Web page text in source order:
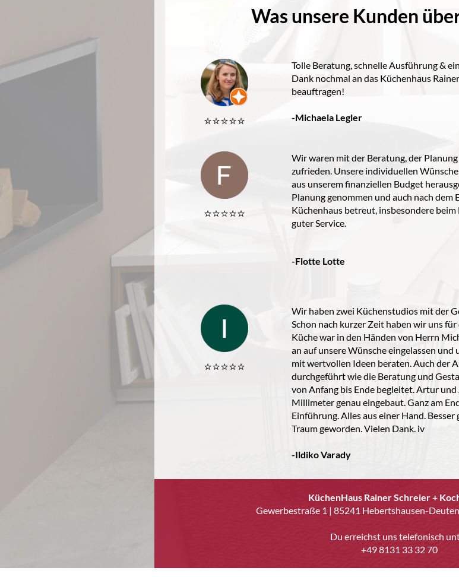
Was unsere Kunden
⭐️⭐️⭐️⭐️⭐️
Tolle Beratung, schnelle Ausführung &
Dank nochmal an das Küchenhaus
beauftragen!
-Michaela Legler
⭐️⭐️⭐️⭐️⭐️
Wir waren mit der Beratung, der
zufrieden. Unsere individuellen
aus unserem finanziellen Budget
Planung genommen und auch nach dem
Küchenhaus betreut, insbesondere
guter Service.
-Flotte Lotte
⭐️⭐️⭐️⭐️⭐️
Wir haben zwei Küchenstudios mit der
Schon nach kurzer Zeit haben wir uns
Küche war in den Händen von Herrn
an auf unsere Wünsche eingelassen
mit wertvollen Ideen beraten. Auch der
durchgeführt wie die Beratung und
von Anfang bis Ende begleitet. Artur
Millimeter genau eingebaut. Ganz am
Einführung. Alles aus einer Hand.
Traum geworden. Vielen Dank. iv
-Ildiko Varady
KüchenHaus Rainer Schreier +
Gewerbestraße 1 | 85241 Hebertshausen-
Du erreichst uns telefonisch
+49 8131 33 32 70